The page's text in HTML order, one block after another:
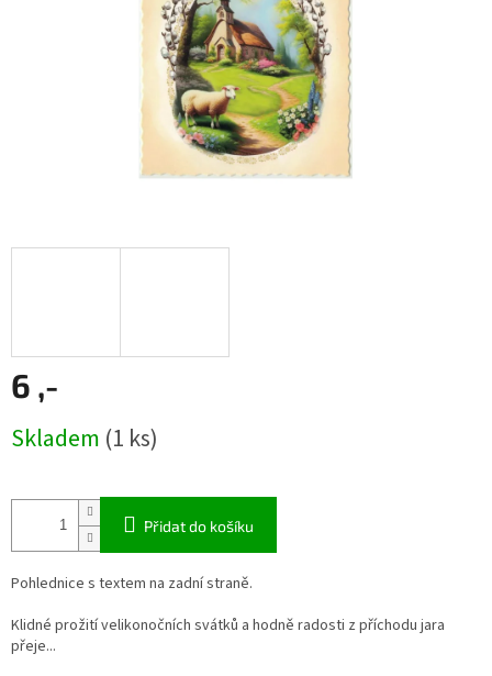
6 ,-
cena:
Skladem (1 ks)
Přidat do košíku
Pohlednice s textem na zadní straně.
Klidné prožití velikonočních svátků a hodně radosti z příchodu jara
přeje...